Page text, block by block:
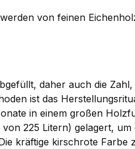
von feinen
daher auch die
ist das
in einem großen
225 Litern) gelagert,
kräftige kirschrote Farbe